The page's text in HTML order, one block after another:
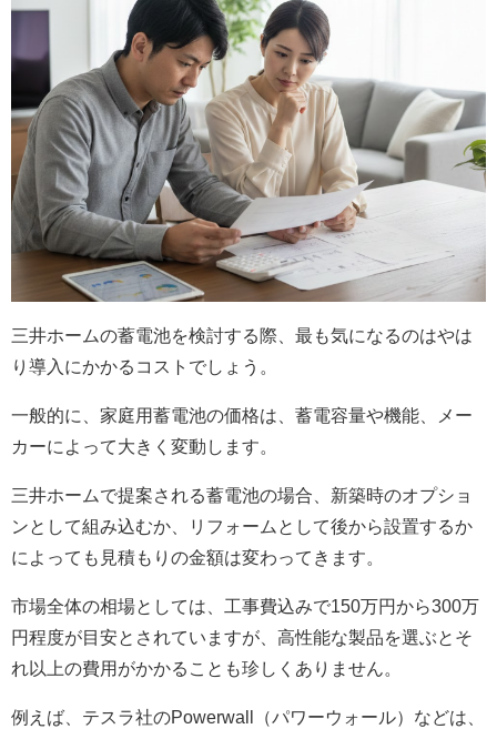
三井ホームの蓄電池を検討する際、最も気になるのはやは
り導入にかかるコストでしょう。
一般的に、家庭用蓄電池の価格は、蓄電容量や機能、メー
カーによって大きく変動します。
三井ホームで提案される蓄電池の場合、新築時のオプショ
ンとして組み込むか、リフォームとして後から設置するか
によっても見積もりの金額は変わってきます。
市場全体の相場としては、工事費込みで150万円から300万
円程度が目安とされていますが、高性能な製品を選ぶとそ
れ以上の費用がかかることも珍しくありません。
例えば、テスラ社のPowerwall（パワーウォール）などは、